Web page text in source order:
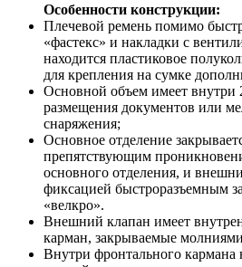
Особенности конструкции:
Плечевой ремень помимо
«фастекс» и накладки с
находится пластиковое
для крепления на сумке
Основной объем имеет внутри
размещения документов или
снаряжения;
Основное отделение
препятствующим
основного отделения, и
фиксацией быстроразъемным
«велкро».
Внешний клапан имеет
карман, закрываемые
Внутри фронтального кармана